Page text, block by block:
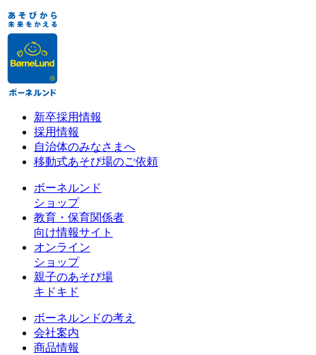
新卒採用情報
採用情報
自治体のみなさまへ
移動式あそび場のご依頼
ボーネルンド
ショップ
教育・保育関係者
向け情報サイト
オンライン
ショップ
親子のあそび場
キドキド
ボーネルンドの考え
会社案内
商品情報